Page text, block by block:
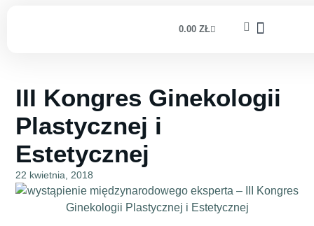
0.00 ZŁ
III Kongres Ginekologii
Plastycznej i
Estetycznej
22 kwietnia, 2018